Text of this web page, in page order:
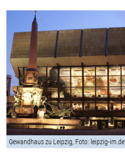
Gewandhaus zu Leipzig, Foto: leipzig-im.de